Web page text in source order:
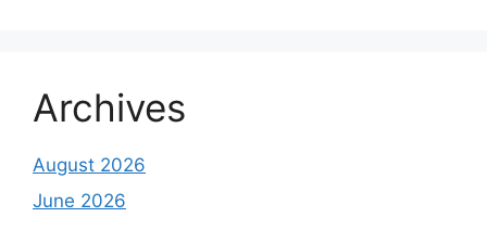
Archives
August 2026
June 2026